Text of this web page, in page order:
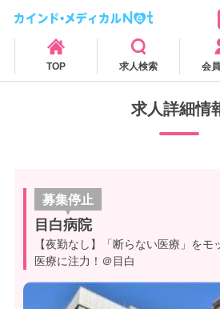
TOP 求人検索 会
求人詳細情
募集停止
目白病院
【夜勤なし】「断らない医療」を
医療に注力！＠目白